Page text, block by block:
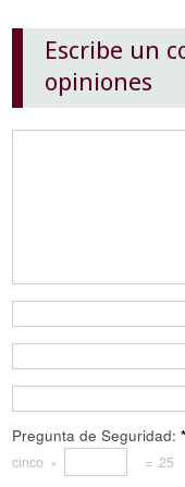
Escribe un
opiniones
Pregunta de Seguridad: *
cinco × = 25